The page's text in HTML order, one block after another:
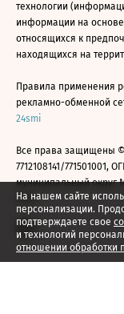
На нашем сайте
персонализации.
подтверждаете свое
и технологий
отношении обработки
технологии
информации на
относящихся к
находящихся на
Правила применения
рекламно-обменной
24smi
Все права защищены
7712108141/771501001,
муниципальный округ
2026